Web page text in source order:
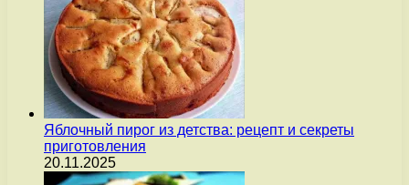
Яблочный пирог из детства: рецепт и секреты
приготовления
20.11.2025